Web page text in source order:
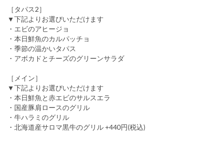
［タパス2］
▼下記よりお選びいただけます
・エビのアヒージョ
・本日鮮魚のカルパッチョ
・季節の温かいタパス
・アボカドとチーズのグリーンサラダ
［メイン］
▼下記よりお選びいただけます
・本日鮮魚と赤エビのサルスエラ
・国産豚肩ロースのグリル
・牛ハラミのグリル
・北海道産サロマ黒牛のグリル +440円(税込)